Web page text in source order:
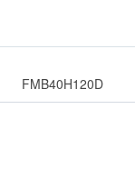
FMB40H120D